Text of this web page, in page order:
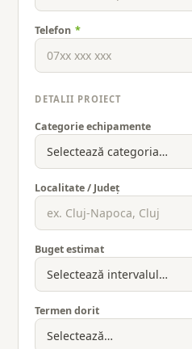
Telefon *
DETALII PROIECT
Categorie echipamente
Localitate / Județ
Buget estimat
Termen dorit